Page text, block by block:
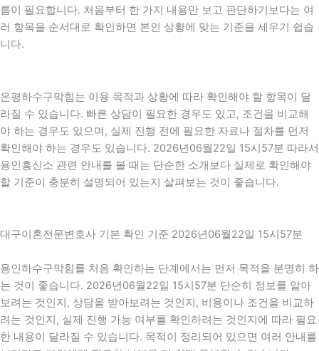
름이 필요합니다. 처음부터 한 가지 내용만 보고 판단하기보다는 여
러 항목을 순서대로 확인하면 본인 상황에 맞는 기준을 세우기 쉽습
니다.
은평하수구막힘는 이용 목적과 상황에 따라 확인해야 할 항목이 달
라질 수 있습니다. 빠른 상담이 필요한 경우도 있고, 조건을 비교해
야 하는 경우도 있으며, 실제 진행 전에 필요한 자료나 절차를 먼저
확인해야 하는 경우도 있습니다. 2026년06월22일 15시57분 따라서
용인흥신소 관련 안내를 볼 때는 단순한 소개보다 실제로 확인해야
할 기준이 충분히 설명되어 있는지 살펴보는 것이 좋습니다.
대구이혼전문변호사 기본 확인 기준 2026년06월22일 15시57분
용인하수구막힘를 처음 확인하는 단계에서는 먼저 목적을 분명히 하
는 것이 좋습니다. 2026년06월22일 15시57분 단순히 정보를 알아
보려는 것인지, 상담을 받아보려는 것인지, 비용이나 조건을 비교하
려는 것인지, 실제 진행 가능 여부를 확인하려는 것인지에 따라 필요
한 내용이 달라질 수 있습니다. 목적이 정리되어 있으면 여러 안내를